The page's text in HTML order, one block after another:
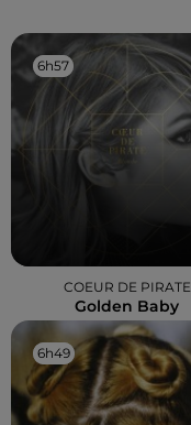
6h57
6h57
COEUR DE PIRATE
Golden Baby
6h49
6h49